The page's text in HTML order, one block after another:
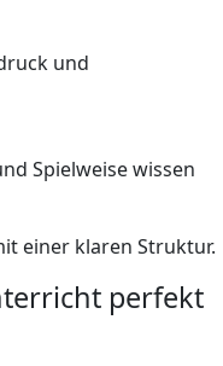
und
Spielweise wissen
einer klaren Struktur.
perfekt